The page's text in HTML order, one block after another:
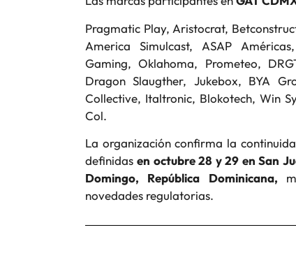
Pragmatic Play, Aristocrat,
America Simulcast, ASAP
Gaming, Oklahoma, Prometeo,
Dragon Slaugther, Jukebox, BYA
Collective, Italtronic, Blokotech, Win
Col.
La organización confirma la
definidasen octubre 28 y 29 en San
Domingo, República Dominicana,
novedades regulatorias.